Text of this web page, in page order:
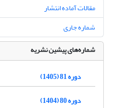
مقالات آماده انتشار
شماره جاری
شماره‌های پیشین نشریه
دوره 81 (1405)
دوره 80 (1404)